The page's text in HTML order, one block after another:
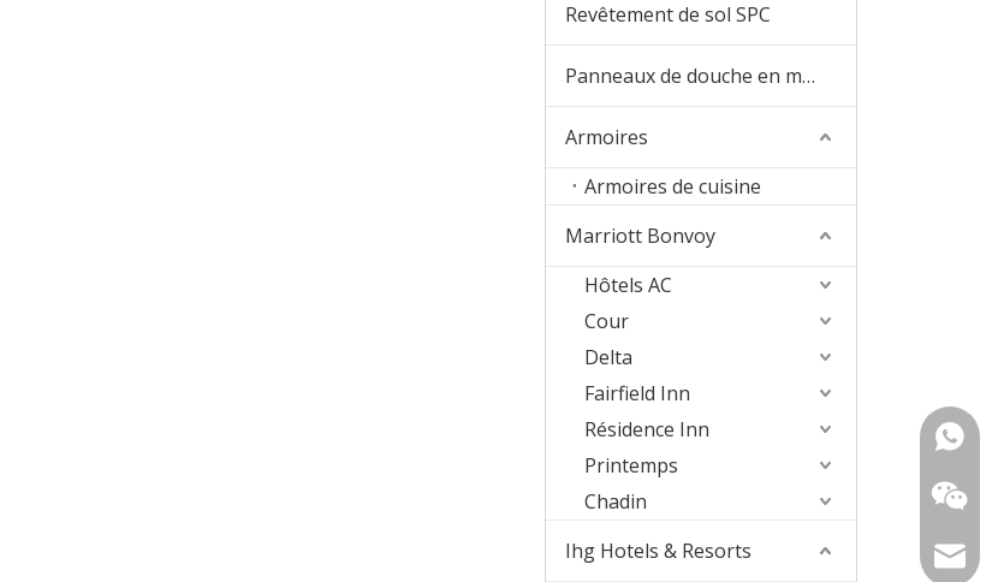
Revêtement de sol SPC
Panneaux de douche en marbre Culture
Armoires
Armoires de cuisine
Marriott Bonvoy
Hôtels AC
Cour
Delta
Fairfield Inn
Résidence Inn
Printemps
Chadin
Ihg Hotels & Resorts
+ 86-